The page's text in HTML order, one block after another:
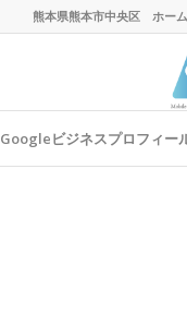
熊本県熊本市中央区 ホーム
Googleビジネスプロフィー